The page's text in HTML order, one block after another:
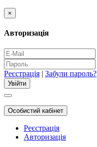
×
Авторизація
Реєстрація | Забули пароль?
Особистий кабінет
Реєстрація
Авторизація